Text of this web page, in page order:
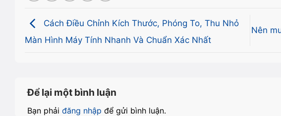
Cách Điều Chỉnh Kích Thước, Phóng To, Thu Nhỏ
Màn Hình Máy Tính Nhanh Và Chuẩn Xác Nhất
Nên
Để lại một bình luận
Bạn phải đăng nhập để gửi bình luận.